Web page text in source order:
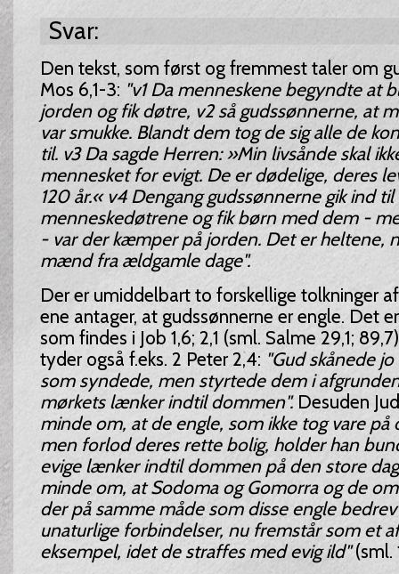
Svar:
Den tekst, som først og fremmest taler om
Mos 6,1-3: "v1 Da menneskene begyndte at
jorden og fik døtre, v2 så gudssønnerne, at
var smukke. Blandt dem tog de sig alle de
til. v3 Da sagde Herren: »Min livsånde skal
mennesket for evigt. De er dødelige, deres
120 år.« v4 Dengang gudssønnerne gik ind til
menneskedøtrene og fik børn med dem -
- var der kæmper på jorden. Det er heltene,
mænd fra ældgamle dage".
Der er umiddelbart to forskellige tolkninger
ene antager, at gudssønnerne er engle. Det
som findes i Job 1,6; 2,1 (sml. Salme 29,1;
tyder også f.eks. 2 Peter 2,4: "Gud skånede
som syndede, men styrtede dem i
mørkets lænker indtil dommen".Desuden
minde om, at de engle, som ikke tog vare på
men forlod deres rette bolig, holder han
evige lænker indtil dommen på den store
minde om, at Sodoma og Gomorra og de
der på samme måde som disse engle
unaturlige forbindelser, nu fremstår som et
eksempel, idet de straffes med evig ild"(sml.